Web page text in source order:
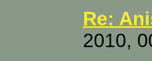
Re:
2010,